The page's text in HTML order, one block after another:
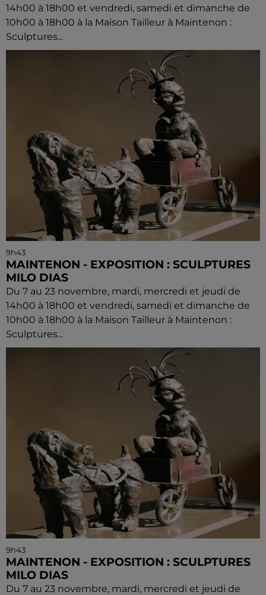
14h00 à 18h00 et vendredi, samedi et dimanche de
10h00 à 18h00 à la Maison Tailleur à Maintenon :
Sculptures...
9h43
MAINTENON - EXPOSITION : SCULPTURES
MILO DIAS
Du 7 au 23 novembre, mardi, mercredi et jeudi de
14h00 à 18h00 et vendredi, samedi et dimanche de
10h00 à 18h00 à la Maison Tailleur à Maintenon :
Sculptures...
9h43
MAINTENON - EXPOSITION : SCULPTURES
MILO DIAS
Du 7 au 23 novembre, mardi, mercredi et jeudi de